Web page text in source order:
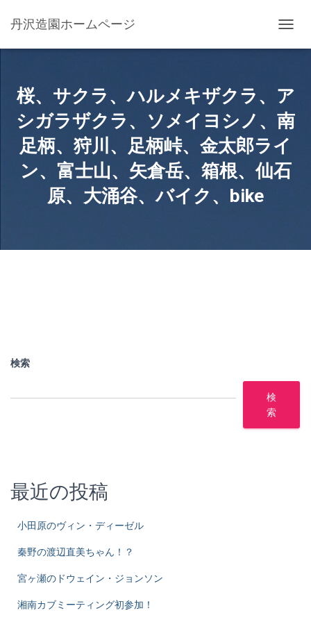
丹沢造園ホームページ
ビ
シ
ョ
ン
を
切
替
え
桜、サクラ、ハルメキザクラ、ア
シガラザクラ、ソメイヨシノ、南
足柄、狩川、足柄峠、金太郎ライ
ン、富士山、矢倉岳、箱根、仙石
原、大涌谷、バイク、bike
検索
検
索
最近の投稿
小田原のヴィン・ディーゼル
秦野の渡辺直美ちゃん！？
宮ヶ瀬のドウェイン・ジョンソン
湘南カブミーティング初参加！